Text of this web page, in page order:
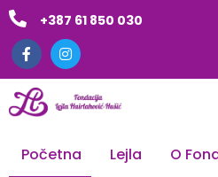
+387 61 850 030
Početna Lejla O